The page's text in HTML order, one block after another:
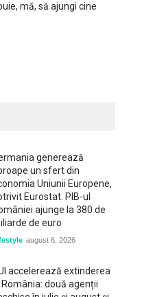
mă, să ajungi cine
generează
un sfert din
Uniunii Europene,
Eurostat. PIB-ul
ajunge la 380 de
de euro
august 6, 2026
accelerează extinderea
România: două agenții